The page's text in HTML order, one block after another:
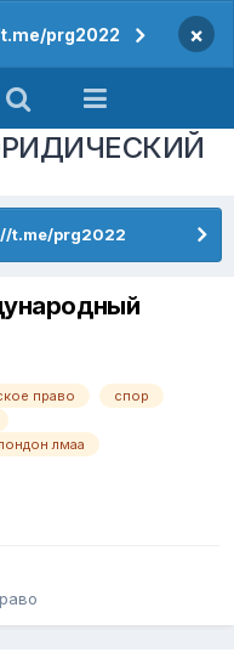
prg2022 ×
t.me/prg2022
право
спор
лмаа